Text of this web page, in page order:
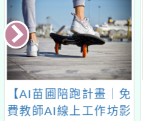
【AI苗圃陪跑計畫｜免
費教師AI線上工作坊影